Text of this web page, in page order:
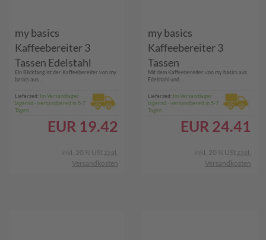
my basics
Kaffeebereiter 3
Tassen Edelstahl
satiniert 350 ml
Ein Blickfang ist der Kaffeebereiter von my
basics aus...
Lieferzeit: Im Versandlager
lagernd - versandbereit in 5-7
Tagen
EUR 19.42
inkl. 20 % USt zzgl.
Versandkosten
my basics
Kaffeebereiter 3
Tassen
Glas/verchromt 350
ml
Mit dem Kaffeebereiter von my basics aus
Edelstahl und...
Lieferzeit: Im Versandlager
lagernd - versandbereit in 5-7
Tagen
EUR 24.41
inkl. 20 % USt zzgl.
Versandkosten